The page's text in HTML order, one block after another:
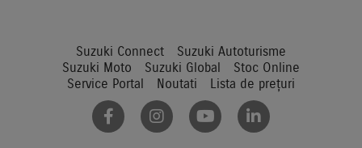
Suzuki Connect
Suzuki Autoturisme
Suzuki Moto
Suzuki Global
Stoc Online
Service Portal
Noutati Lista de prețuri